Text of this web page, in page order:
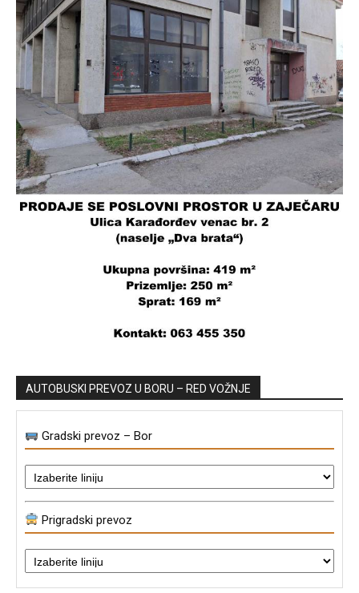
AUTOBUSKI PREVOZ U BORU – RED VOŽNJE
Gradski prevoz – Bor
Prigradski prevoz